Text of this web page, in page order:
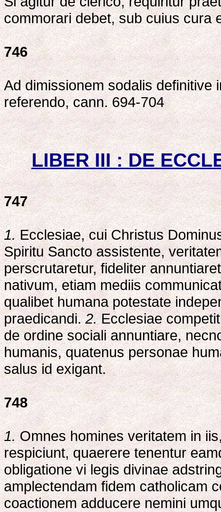
commorari debet, sub cuius cura
746
Ad dimissionem sodalis definitive
referendo, cann. 694-704
LIBER III : DE
747
1.Ecclesiae, cui Christus
Spiritu Sancto assistente,
perscrutaretur, fideliter
nativum, etiam mediis
qualibet humana potestate
praedicandi.2.Ecclesiae
de ordine sociali annuntiare,
humanis, quatenus personae
salus id exigant.
748
1.Omnes homines veritatem in
respiciunt, quaerere tenentur
obligatione vi legis divinae
amplectendam fidem catholicam
coactionem adducere nemini